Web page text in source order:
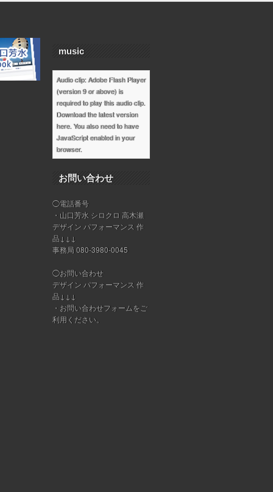
music
Audio clip: Adobe Flash Player
(version 9 or above) is
required to play this audio clip.
Download the latest version
here. You also need to have
JavaScript enabled in your
browser.
お問い合わせ
◯電話番号
・山口芳水 シロクロ 高木瀬
デザイン パフォーマンス 作
品↓↓↓
事務局 080-3980-0045
◯お問い合わせ
デザイン パフォーマンス 作
品↓↓↓
・ お問い合わせフォームをご
利用ください。